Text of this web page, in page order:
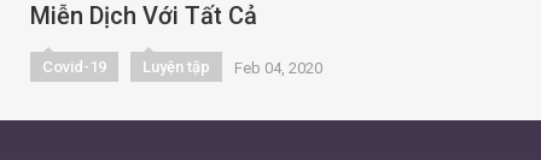
Miễn Dịch Với Tất Cả
Covid-19 Luyện tập Feb 04, 2020